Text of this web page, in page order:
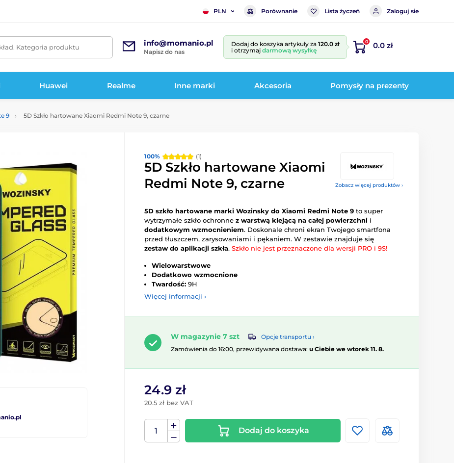
PLN Porównanie Lista życzeń Zaloguj sie
Kategoria produktu info@momanio.pl
Napisz do nas
Dodaj do koszyka artykuły za 120.0 zł
i otrzymaj darmową wysyłkę
0 0.0 zł
Huawei Realme Inne marki Akcesoria Pomysły na prezenty
9 5D Szkło hartowane Xiaomi Redmi Note 9, czarne
100% (1)
Zobacz więcej produktów ›
5D Szkło hartowane Xiaomi
Redmi Note 9, czarne
5D szkło hartowane marki Wozinsky do Xiaomi Redmi Note 9 to super
wytrzymałe szkło ochronne z warstwą klejącą na całej powierzchni i
dodatkowym wzmocnieniem. Doskonale chroni ekran Twojego smartfona
przed tłuszczem, zarysowaniami i pękaniem. W zestawie znajduje się
zestaw do aplikacji szkła. Szkło nie jest przeznaczone dla wersji PRO i 9S!
Wielowarstwowe
Dodatkowo wzmocnione
Twardość: 9H
Więcej informacji ›
W magazynie 7 szt
Opcje transportu ›
Zamówienia do 16:00, przewidywana dostawa: u Ciebie we wtorek 11. 8.
24.9 zł
20.5 zł bez VAT
Dodaj do koszyka